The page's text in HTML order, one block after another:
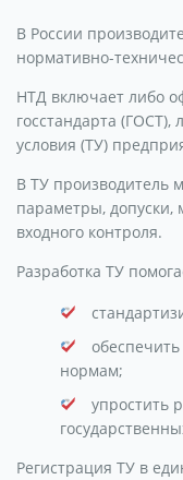
В России
нормативно-
НТД включает либо
госстандарта (ГОСТ),
условия (ТУ)
В ТУ производитель
параметры,
входного контроля.
Разработка ТУ
нормам;
упростить
Регистрация ТУ в